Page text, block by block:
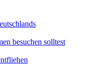
besuchen solltest